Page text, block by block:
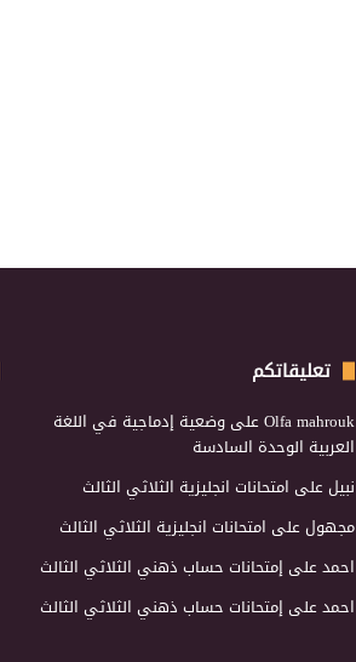
تعليقاتكم
Olfa mahroukعلىوضعية إدماجية في اللغة
العربية الوحدة السادسة
نبيلعلى امتحانات انجليزية الثلاثي الثالث
مجهولعلى امتحانات انجليزية الثلاثي الثالث
احمدعلى إمتحانات حساب ذهني الثلاثي الثالث
احمدعلى إمتحانات حساب ذهني الثلاثي الثالث